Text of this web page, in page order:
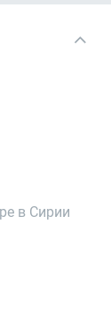
в Сирии